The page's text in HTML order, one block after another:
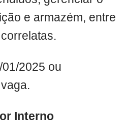
e armazém, entre
2025 ou
Interno